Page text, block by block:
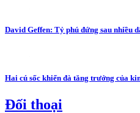
David Geffen: Tỷ phú đứng sau nhiều
Hai cú sốc khiến đà tăng trưởng của
Đối thoại